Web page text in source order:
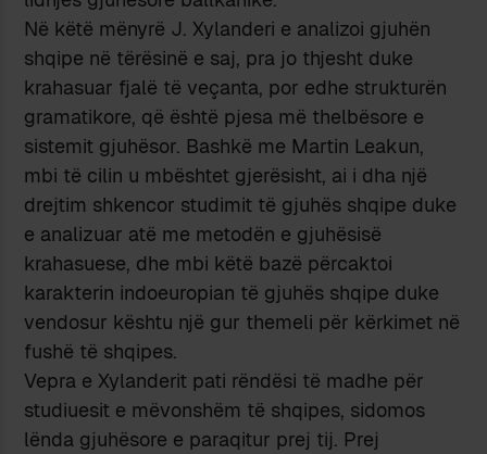
Në këtë mënyrë J. Xylanderi e analizoi gjuhën
shqipe në tërësinë e saj, pra jo thjesht duke
krahasuar fjalë të veçanta, por edhe strukturën
gramatikore, që është pjesa më thelbësore e
sistemit gjuhësor. Bashkë me Martin Leakun,
mbi të cilin u mbështet gjerësisht, ai i dha një
drejtim shkencor studimit të gjuhës shqipe duke
e analizuar atë me metodën e gjuhësisë
krahasuese, dhe mbi këtë bazë përcaktoi
karakterin indoeuropian të gjuhës shqipe duke
vendosur kështu një gur themeli për kërkimet në
fushë të shqipes.
Vepra e Xylanderit pati rëndësi të madhe për
studiuesit e mëvonshëm të shqipes, sidomos
lënda gjuhësore e paraqitur prej tij. Prej